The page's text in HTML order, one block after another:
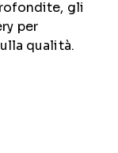
gli
per
qualità.